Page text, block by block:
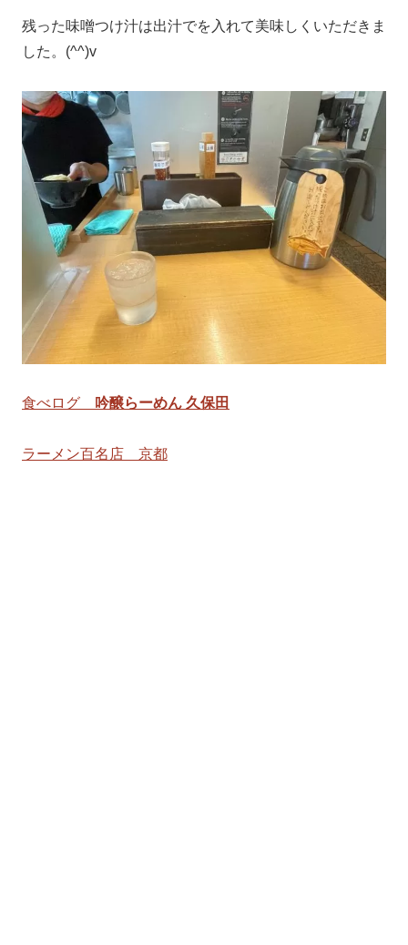
残った味噌つけ汁は出汁でを入れて美味しくいただきま
した。(^^)v
食べログ 吟醸らーめん 久保田
ラーメン百名店 京都